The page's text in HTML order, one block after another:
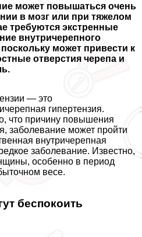
может повышаться очень
в мозг или при тяжелом
требуются экстренные
внутричерепного
может привести к
отверстия черепа и
— это
гипертензия.
что причину повышения
заболевание может пройти
внутричерепная
заболевание. Известно,
особенно в период
весе.
беспокоить